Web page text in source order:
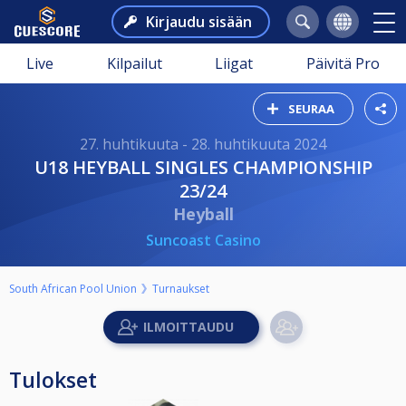
Kirjaudu sisään
Live Kilpailut Liigat Päivitä Pro
SEURAA
27. huhtikuuta - 28. huhtikuuta 2024
U18 HEYBALL SINGLES CHAMPIONSHIP
23/24
Heyball
Suncoast Casino
South African Pool Union Turnaukset
Tulokset